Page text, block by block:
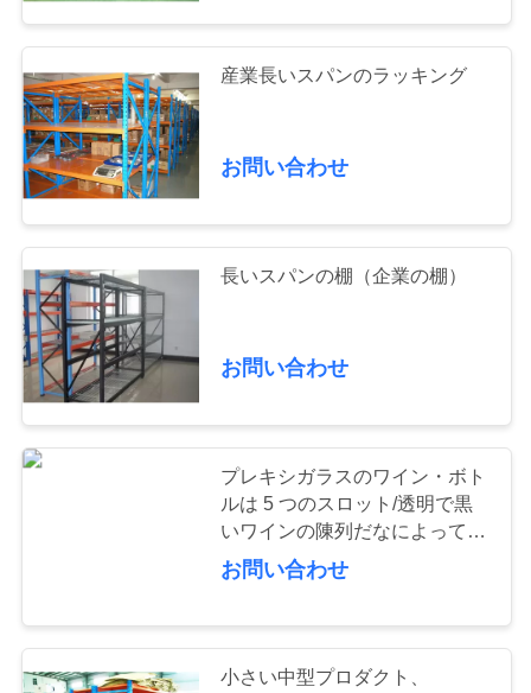
CONTACT
US
REQUEST
A QUOTE
地
図
PRIVACY
POLICY
長いスパンのラッ
キング
58
中型の義務の棚
軽棚
産業長いスパンのラッキング
お問い合わせ
長いスパンの棚（企業の棚）
お問い合わせ
プレキシガラスのワイン・ボト
ルは 5 つのスロット/透明で黒
いワインの陳列だなによって立
ちます
お問い合わせ
小さい中型プロダクト、